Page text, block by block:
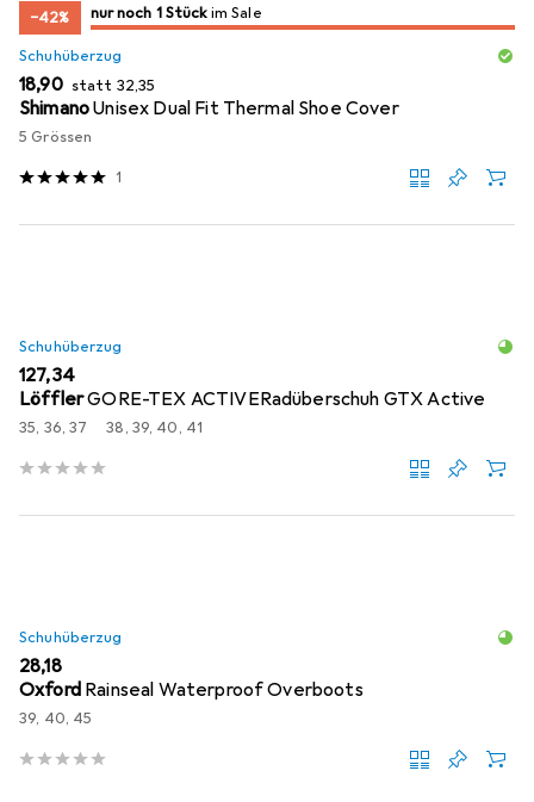
−42% noch 1 Stückim Sale
nur noch 1 Stück im Sale
Schuhüberzug
EUR
18,90 statt EUR
32,35
ShimanoUnisex Dual Fit Thermal Shoe Cover
5 Grössen
1
Schuhüberzug
EUR
127,34
LöfflerGORE-TEX ACTIVERadüberschuh GTX Active
35, 36, 37 38, 39, 40, 41
Schuhüberzug
EUR
28,18
Oxford Rainseal Waterproof Overboots
39, 40, 45